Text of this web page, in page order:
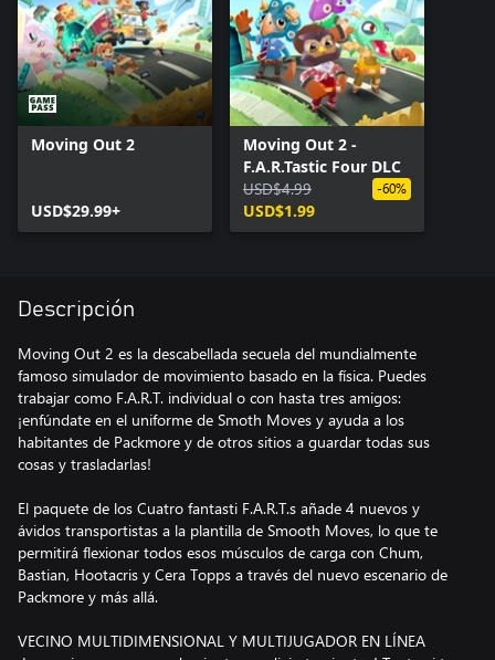
Moving Out 2
USD$29.99+
Moving Out 2 -
F.A.R.Tastic Four DLC
USD$4.99
USD$1.99
-60%
Descripción
Moving Out 2 es la descabellada secuela del mundialmente
famoso simulador de movimiento basado en la física. Puedes
trabajar como F.A.R.T. individual o con hasta tres amigos:
¡enfúndate en el uniforme de Smoth Moves y ayuda a los
habitantes de Packmore y de otros sitios a guardar todas sus
cosas y trasladarlas!
El paquete de los Cuatro fantasti F.A.R.T.s añade 4 nuevos y
ávidos transportistas a la plantilla de Smooth Moves, lo que te
permitirá flexionar todos esos músculos de carga con Chum,
Bastian, Hootacris y Cera Topps a través del nuevo escenario de
Packmore y más allá.
VECINO MULTIDIMENSIONAL Y MULTIJUGADOR EN LÍNEA